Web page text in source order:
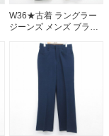
W36★古着 ラングラー
ジーンズ メンズ ブラウ